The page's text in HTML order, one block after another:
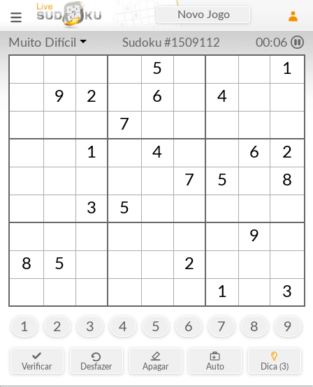
Novo Jogo
Muito Difícil Sudoku #1509112 00:06
5
1
9
2 6
4
7
1
4 6
2
7
5
8
3
5
9
8
5
2
1
3
1 2 3 4 5 6 7 8 9
Verificar Desfazer Apagar Auto Dica (3)